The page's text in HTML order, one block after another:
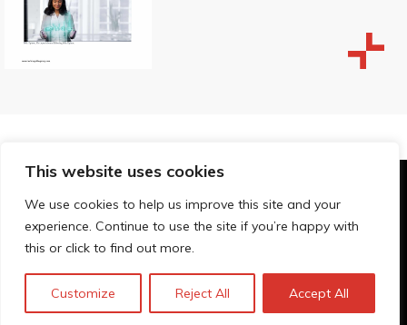
This website uses cookies
We use cookies to help us improve this site and your
experience. Continue to use the site if you’re happy with
this or click to find out more.
Customize Reject All Accept All
© Technopolis Group 2026.
Technopolis Group LTD is registered in the UK,
Company Number: 06576728, Address: 3 Pavilion
Privacy Policy